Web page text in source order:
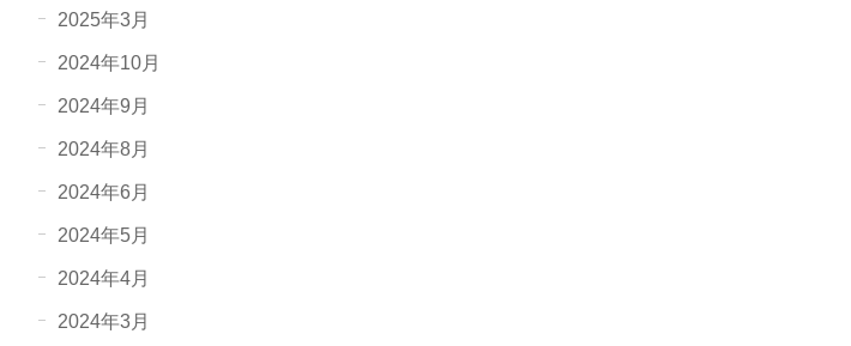
2025年3月
2024年10月
2024年9月
2024年8月
2024年6月
2024年5月
2024年4月
2024年3月